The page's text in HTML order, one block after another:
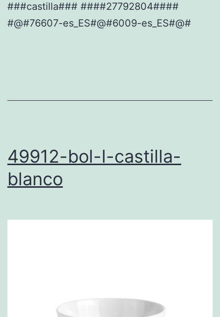
###castilla### ####27792804####
#@#76607-es_ES#@#6009-es_ES#@#
49912-bol-l-castilla-
blanco